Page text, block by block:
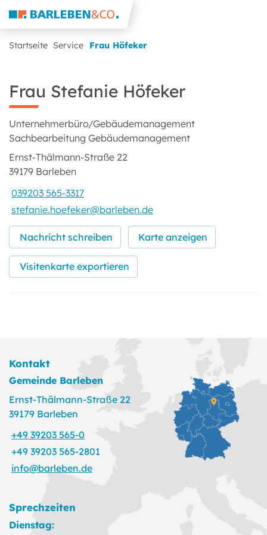
Startseite Service Frau Höfeker
Frau Stefanie Höfeker
Unternehmerbüro/Gebäudemanagement
Sachbearbeitung Gebäudemanagement
Ernst-Thälmann-Straße 22
39179 Barleben
039203 565-3317
stefanie.hoefeker@barleben.de
Nachricht schreiben Karte anzeigen
Visitenkarte exportieren
Kontakt
Gemeinde Barleben
Ernst-Thälmann-Straße 22
39179 Barleben
+49 39203 565-0
+49 39203 565-2801
info@barleben.de
Sprechzeiten
Dienstag: